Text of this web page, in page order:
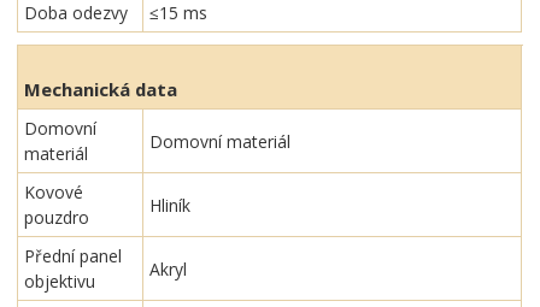
Doba odezvy
≤15 ms
Mechanická data
Domovní
materiál
Domovní materiál
Kovové
pouzdro
Hliník
Přední panel
objektivu
Akryl